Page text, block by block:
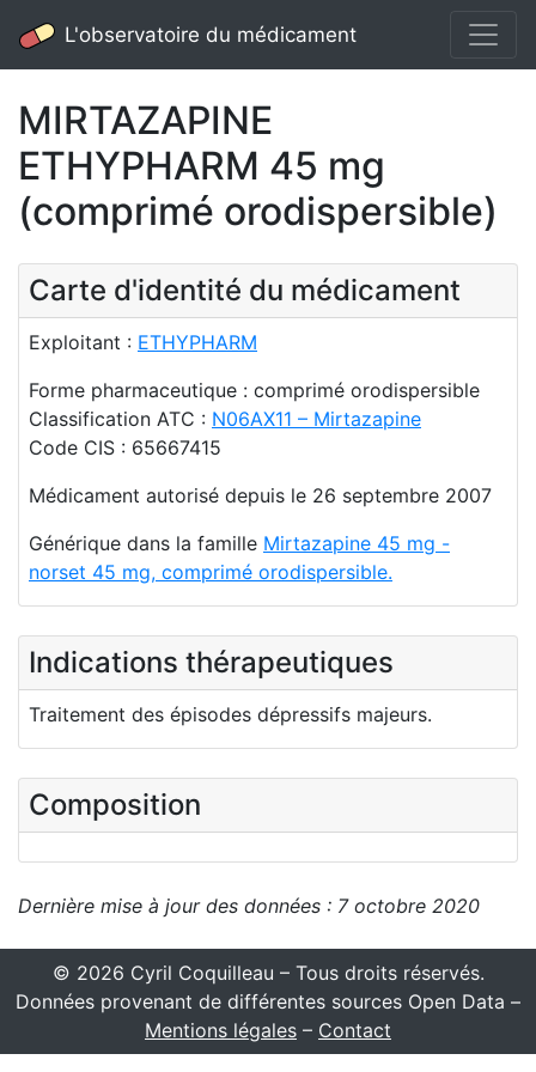
L'observatoire du médicament
MIRTAZAPINE
ETHYPHARM 45 mg
(comprimé orodispersible)
Carte d'identité du médicament
Exploitant : ETHYPHARM
Forme pharmaceutique : comprimé orodispersible
Classification ATC : N06AX11 – Mirtazapine
Code CIS : 65667415
Médicament autorisé depuis le 26 septembre 2007
Générique dans la famille Mirtazapine 45 mg -
norset 45 mg, comprimé orodispersible.
Indications thérapeutiques
Traitement des épisodes dépressifs majeurs.
Composition
Dernière mise à jour des données : 7 octobre 2020
© 2026 Cyril Coquilleau – Tous droits réservés.
Données provenant de différentes sources Open Data –
Mentions légales – Contact